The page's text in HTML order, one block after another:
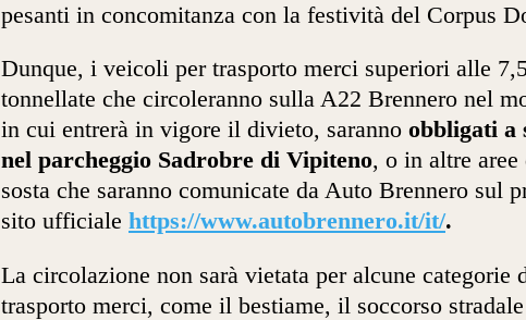
pesanti in concomitanza con la festività del Corpus
Dunque, i veicoli per trasporto merci superiori alle
tonnellate che circoleranno sulla A22 Brennero nel
in cui entrerà in vigore il divieto, saranno obbligati a
nel parcheggio Sadrobre di Vipiteno, o in altre aree
sosta che saranno comunicate da Auto Brennero sul
sito ufficiale https://www.autobrennero.it/it/.
La circolazione non sarà vietata per alcune categorie
trasporto merci, come il bestiame, il soccorso